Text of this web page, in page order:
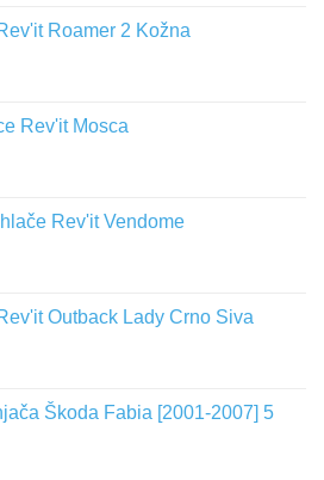
Roamer 2 Kožna
Rev'it Mosca
Rev'it Vendome
Outback Lady Crno Siva
Škoda Fabia [2001-2007] 5